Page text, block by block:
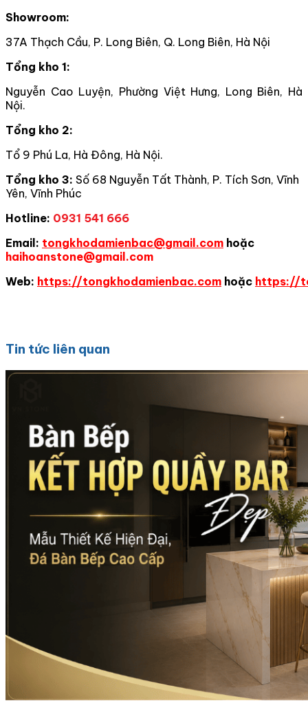
Showroom:
37A Thạch Cầu, P. Long Biên, Q. Long Biên, Hà Nội
Tổng kho 1:
Nguyễn Cao Luyện, Phường Việt Hưng, Long Biên, Hà
Nội.
Tổng kho 2:
Tổ 9 Phú La, Hà Đông, Hà Nội.
Tổng kho 3: Số 68 Nguyễn Tất Thành, P. Tích Sơn, Vĩnh
Yên, Vĩnh Phúc
Hotline: 0931 541 666
Email: tongkhodamienbac@gmail.com hoặc
haihoanstone@gmail.com
Web: https://tongkhodamienbac.com hoặc https://
Tin tức liên quan